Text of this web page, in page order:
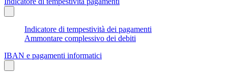
Indicatore di tempestività dei pagamenti
Ammontare complessivo dei debiti
IBAN e pagamenti informatici